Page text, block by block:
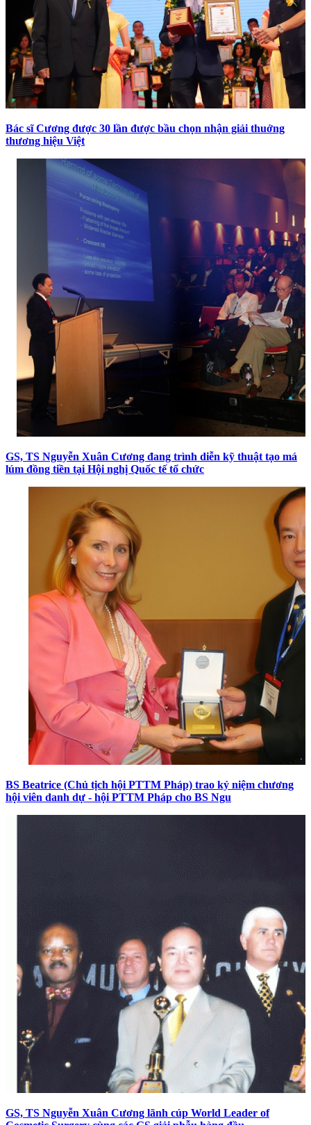
Bác sĩ Cương được 30 lần được bầu chọn nhận giải thuởng
thương hiệu Việt
GS, TS Nguyễn Xuân Cương đang trình diễn kỹ thuật tạo má
lúm đồng tiền tại Hội nghị Quốc tế tổ chức
BS Beatrice (Chủ tịch hội PTTM Pháp) trao kỷ niệm chương
hội viên danh dự - hội PTTM Pháp cho BS Ngu
GS, TS Nguyễn Xuân Cương lãnh cúp World Leader of